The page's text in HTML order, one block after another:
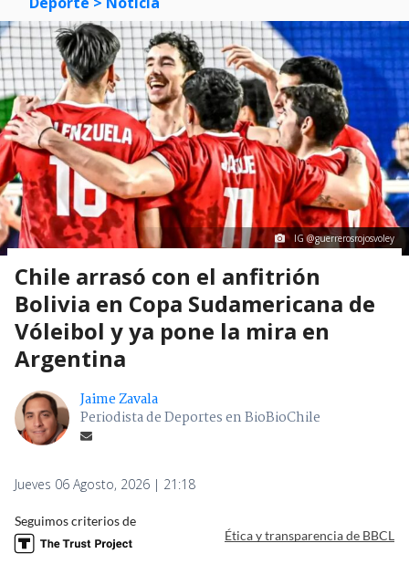
IG @guerrerosrojosvoley
Chile arrasó con el anfitrión
Bolivia en Copa Sudamericana de
Vóleibol y ya pone la mira en
Argentina
Jaime Zavala
Periodista de Deportes en BioBioChile
Jueves 06 Agosto, 2026 | 21:18
Seguimos criterios de
Ética y transparencia de BBCL